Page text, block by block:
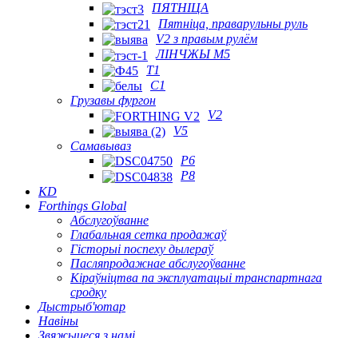
ПЯТНІЦА
Пятніца, праварульны руль
V2 з правым рулём
ЛІНЧЖЫ М5
T1
C1
Грузавы фургон
V2
V5
Самавываз
P6
P8
KD
Forthings Global
Абслугоўванне
Глабальная сетка продажаў
Гісторыі поспеху дылераў
Пасляпродажнае абслугоўванне
Кіраўніцтва па эксплуатацыі транспартнага
сродку
Дыстрыб'ютар
Навіны
Звяжыцеся з намі